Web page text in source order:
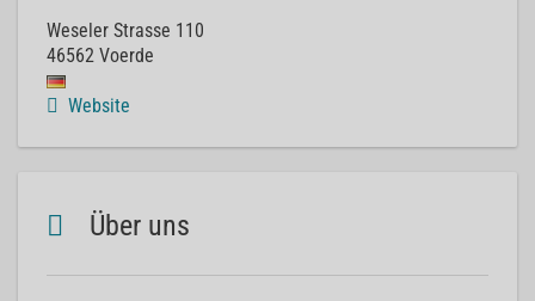
Weseler Strasse 110
46562 Voerde
Website
Über uns